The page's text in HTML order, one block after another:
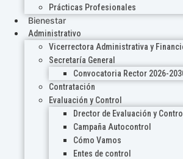
Prácticas Profesionales
Bienestar
Administrativo
Vicerrectora Administrativa y
Secretaría General
Convocatoria Rector 2026-
Contratación
Evaluación y Control
Drector de Evaluación y Control
Campaña Autocontrol
Cómo Vamos
Entes de control